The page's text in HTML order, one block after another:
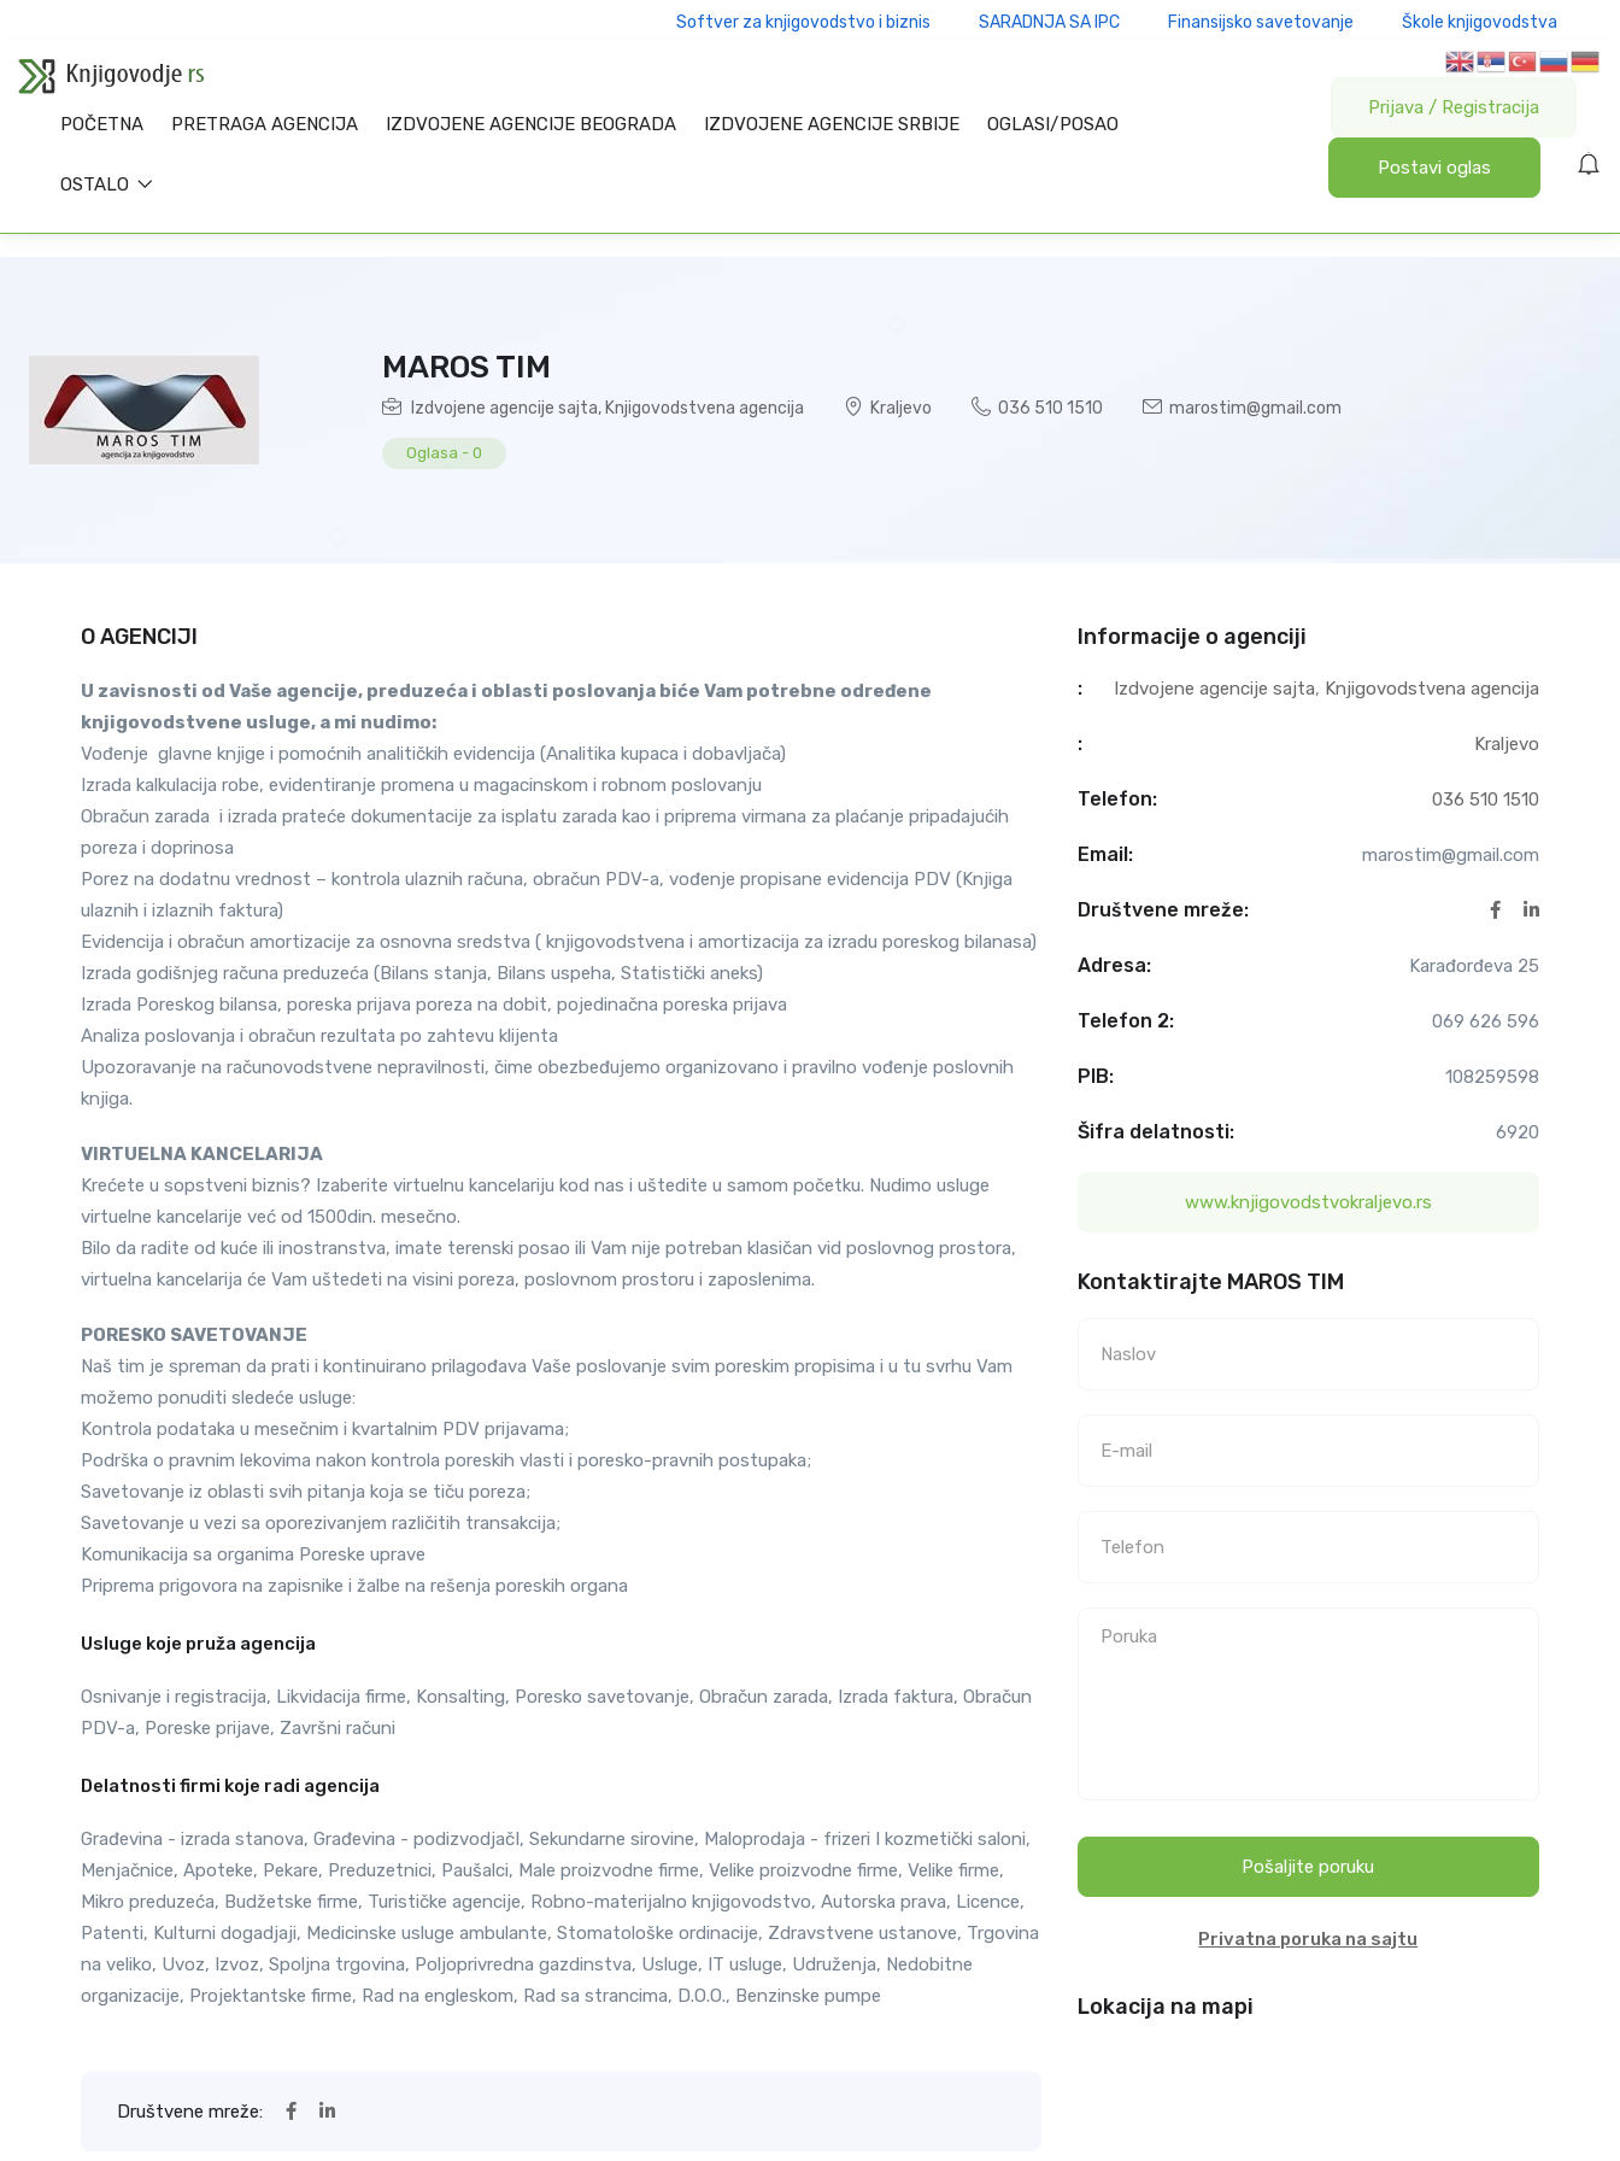
Softver za knjigovodstvo i biznis SARADNJA SA IPC Finansijsko savetovanje Škole knjigovodstva
POČETNA PRETRAGA AGENCIJA IZDVOJENE AGENCIJE BEOGRADA IZDVOJENE AGENCIJE SRBIJE OGLASI/POSAO
OSTALO
Prijava / Registracija
Postavi oglas
MAROS TIM
Izdvojene agencije sajta, Knjigovodstvena agencija Kraljevo 036 510 1510 marostim@gmail.com
Oglasa - 0
O AGENCIJI
U zavisnosti od Vaše agencije, preduzeća i oblasti poslovanja biće Vam potrebne određene
knjigovodstvene usluge, a mi nudimo:
Vođenje glavne knjige i pomoćnih analitičkih evidencija (Analitika kupaca i dobavljača)
Izrada kalkulacija robe, evidentiranje promena u magacinskom i robnom poslovanju
Obračun zarada i izrada prateće dokumentacije za isplatu zarada kao i priprema virmana za plaćanje pripadajućih
poreza i doprinosa
Porez na dodatnu vrednost – kontrola ulaznih računa, obračun PDV-a, vođenje propisane evidencija PDV (Knjiga
ulaznih i izlaznih faktura)
Evidencija i obračun amortizacije za osnovna sredstva ( knjigovodstvena i amortizacija za izradu poreskog bilanasa)
Izrada godišnjeg računa preduzeća (Bilans stanja, Bilans uspeha, Statistički aneks)
Izrada Poreskog bilansa, poreska prijava poreza na dobit, pojedinačna poreska prijava
Analiza poslovanja i obračun rezultata po zahtevu klijenta
Upozoravanje na računovodstvene nepravilnosti, čime obezbeđujemo organizovano i pravilno vođenje poslovnih
knjiga.
VIRTUELNA KANCELARIJA
Krećete u sopstveni biznis? Izaberite virtuelnu kancelariju kod nas i uštedite u samom početku. Nudimo usluge
virtuelne kancelarije već od 1500din. mesečno.
Bilo da radite od kuće ili inostranstva, imate terenski posao ili Vam nije potreban klasičan vid poslovnog prostora,
virtuelna kancelarija će Vam uštedeti na visini poreza, poslovnom prostoru i zaposlenima.
PORESKO SAVETOVANJE
Naš tim je spreman da prati i kontinuirano prilagođava Vaše poslovanje svim poreskim propisima i u tu svrhu Vam
možemo ponuditi sledeće usluge:
Kontrola podataka u mesečnim i kvartalnim PDV prijavama;
Podrška o pravnim lekovima nakon kontrola poreskih vlasti i poresko-pravnih postupaka;
Savetovanje iz oblasti svih pitanja koja se tiču poreza;
Savetovanje u vezi sa oporezivanjem različitih transakcija;
Komunikacija sa organima Poreske uprave
Priprema prigovora na zapisnike i žalbe na rešenja poreskih organa
Usluge koje pruža agencija
Osnivanje i registracija, Likvidacija firme, Konsalting, Poresko savetovanje, Obračun zarada, Izrada faktura, Obračun
PDV-a, Poreske prijave, Završni računi
Delatnosti firmi koje radi agencija
Građevina - izrada stanova, Građevina - podizvodjačI, Sekundarne sirovine, Maloprodaja - frizeri I kozmetički saloni,
Menjačnice, Apoteke, Pekare, Preduzetnici, Paušalci, Male proizvodne firme, Velike proizvodne firme, Velike firme,
Mikro preduzeća, Budžetske firme, Turističke agencije, Robno-materijalno knjigovodstvo, Autorska prava, Licence,
Patenti, Kulturni dogadjaji, Medicinske usluge ambulante, Stomatološke ordinacije, Zdravstvene ustanove, Trgovina
na veliko, Uvoz, Izvoz, Spoljna trgovina, Poljoprivredna gazdinstva, Usluge, IT usluge, Udruženja, Nedobitne
organizacije, Projektantske firme, Rad na engleskom, Rad sa strancima, D.O.O., Benzinske pumpe
Društvene mreže:
Informacije o agenciji
: Izdvojene agencije sajta, Knjigovodstvena agencija
: Kraljevo
Telefon: 036 510 1510
Email: marostim@gmail.com
Društvene mreže:
Adresa: Karađorđeva 25
Telefon 2: 069 626 596
PIB: 108259598
Šifra delatnosti: 6920
www.knjigovodstvokraljevo.rs
Kontaktirajte MAROS TIM
Pošaljite poruku
Privatna poruka na sajtu
Lokacija na mapi